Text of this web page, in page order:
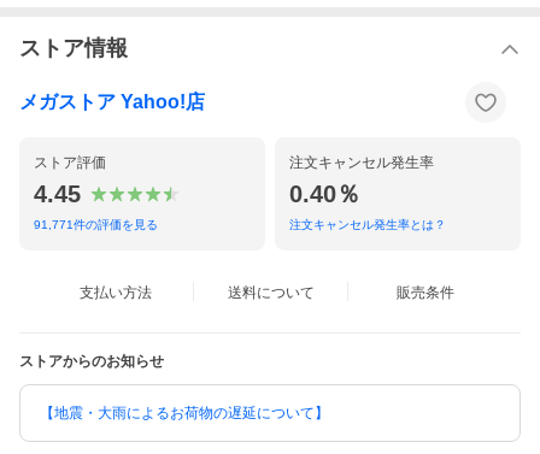
腕にサッと通すだけで手軽に日焼け対策が可能。
親指つきとなっているため、指の先までしっかりカバーできま
す。
ちょっとしたお出かけやお散歩、小さなお子様のいる方にもおす
すめです。
ストア情報
メガストア Yahoo!店
ストア評価
4.45
91,771件の評価を見る
注文キャンセル発生率
0.40％
注文キャンセル発生率とは？
支払い方法 送料について 販売条件
ストアからのお知らせ
【地震・大雨によるお荷物の遅延について】